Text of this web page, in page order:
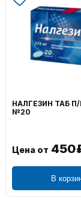
НАЛГЕЗИН ТАБ
№20
Цена от
В